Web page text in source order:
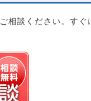
ご相談ください。すぐ